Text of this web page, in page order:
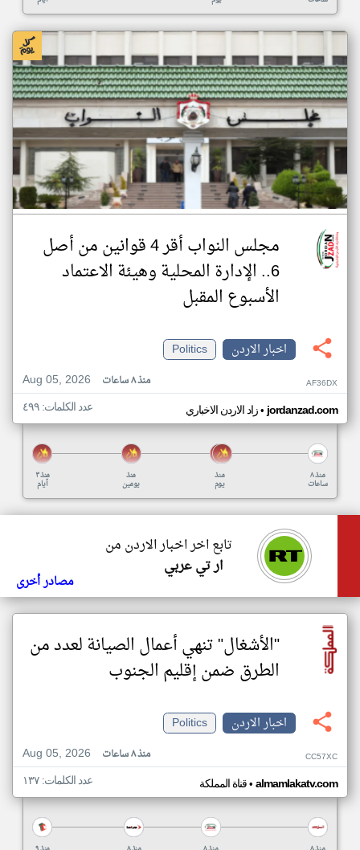
مجلس النواب أقر 4 قوانين من أصل
6.. الإدارة المحلية وهيئة الاعتماد
الأسبوع المقبل
اخبار الاردن
Politics
Aug 05, 2026
منذ ٨ ساعات AF36DX
زاد الاردن الاخباري•jordanzad.com عدد الكلمات: ٤٩٩
منذ ٣
أيام
منذ
يومين
منذ
يوم
منذ ٨
ساعات
تابع اخر اخبار الاردن من
ار تي عربي
مصادر أخرى
"الأشغال" تنهي أعمال الصيانة لعدد من
الطرق ضمن إقليم الجنوب
اخبار الاردن
Politics
Aug 05, 2026
منذ ٨ ساعات CC57XC
قناة المملكة• almamlakatv.com عدد الكلمات: ١٣٧